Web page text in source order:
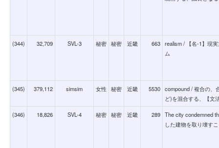
(344) 32,709 SVL-3 秘密 秘密 近畿 663 realism / 【名-1】現
ム
(345) 379,112 simsim 女性 秘密 近畿 5530 compound / 複合の、
ど)を混合する、【文
(346) 18,826 SVL-4 秘密 秘密 近畿 289 The city condemned
した建物を取り壊す